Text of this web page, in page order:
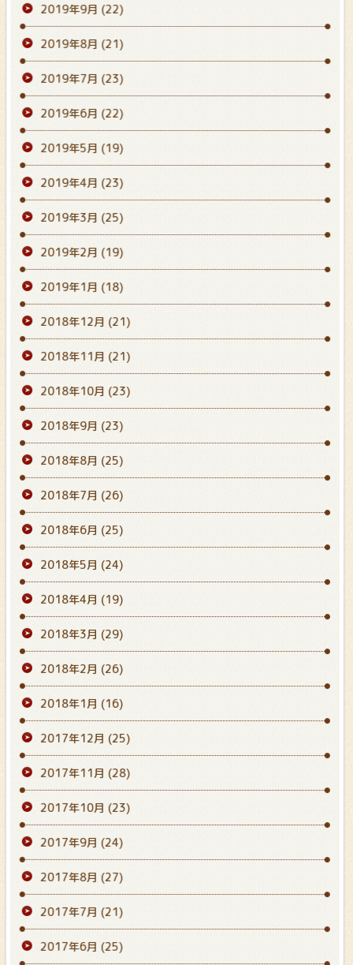
2019年9月 (22)
2019年8月 (21)
2019年7月 (23)
2019年6月 (22)
2019年5月 (19)
2019年4月 (23)
2019年3月 (25)
2019年2月 (19)
2019年1月 (18)
2018年12月 (21)
2018年11月 (21)
2018年10月 (23)
2018年9月 (23)
2018年8月 (25)
2018年7月 (26)
2018年6月 (25)
2018年5月 (24)
2018年4月 (19)
2018年3月 (29)
2018年2月 (26)
2018年1月 (16)
2017年12月 (25)
2017年11月 (28)
2017年10月 (23)
2017年9月 (24)
2017年8月 (27)
2017年7月 (21)
2017年6月 (25)